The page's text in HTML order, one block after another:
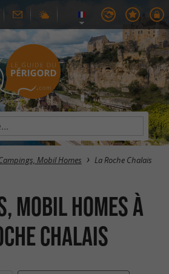
Mobil Homes La Roche Chalais
Mobil Homes à
Chalais